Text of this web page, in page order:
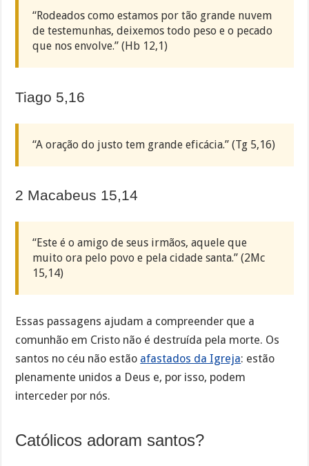
“Rodeados como estamos por tão grande nuvem
de testemunhas, deixemos todo peso e o pecado
que nos envolve.” (Hb 12,1)
Tiago 5,16
“A oração do justo tem grande eficácia.” (Tg 5,16)
2 Macabeus 15,14
“Este é o amigo de seus irmãos, aquele que
muito ora pelo povo e pela cidade santa.” (2Mc
15,14)
Essas passagens ajudam a compreender que a
comunhão em Cristo não é destruída pela morte. Os
santos no céu não estão afastados da Igreja: estão
plenamente unidos a Deus e, por isso, podem
interceder por nós.
Católicos adoram santos?